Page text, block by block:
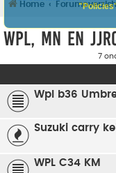
Home
WPL, MN en
7
Wpl b36
Suzuki carry
WPL C34 KM